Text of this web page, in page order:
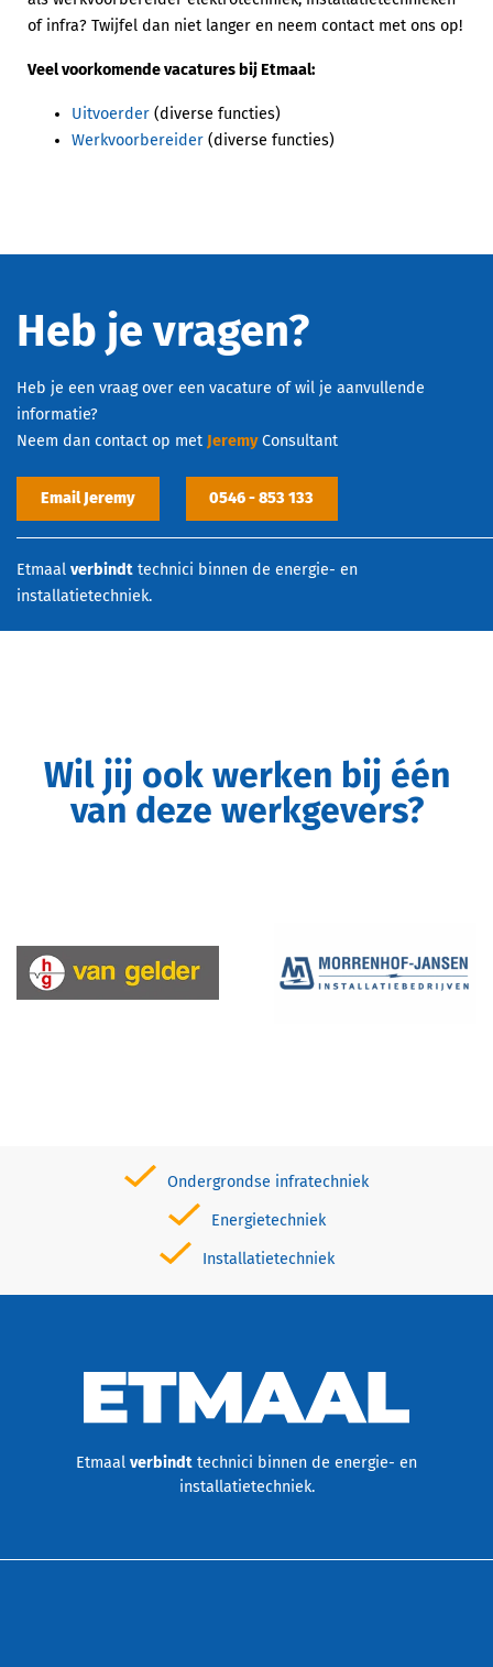
of infra? Twijfel dan niet langer en neem contact met ons op!
Veel voorkomende vacatures bij Etmaal:
Uitvoerder (diverse functies)
Werkvoorbereider (diverse functies)
Heb je vragen?
Heb je een vraag over een vacature of wil je aanvullende
informatie?
Neem dan contact op met Jeremy Consultant
Email Jeremy 0546 - 853 133
Etmaal verbindt technici binnen de energie- en
installatietechniek.
Wil jij ook werken bij één
van deze werkgevers?
Ondergrondse infratechniek
Energietechniek
Installatietechniek
Etmaal verbindt technici binnen de energie- en
installatietechniek.